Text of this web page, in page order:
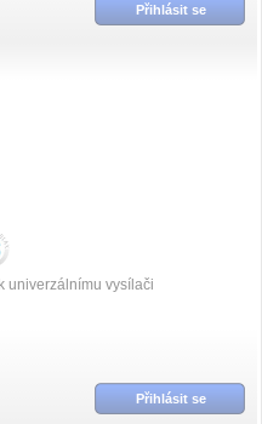
Přihlásit se
univerzálnímu vysílači
Přihlásit se